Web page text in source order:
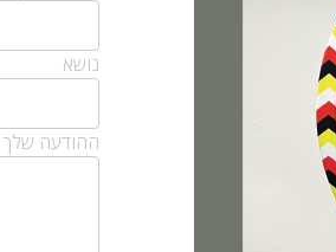
נושא
ההודעה שלך